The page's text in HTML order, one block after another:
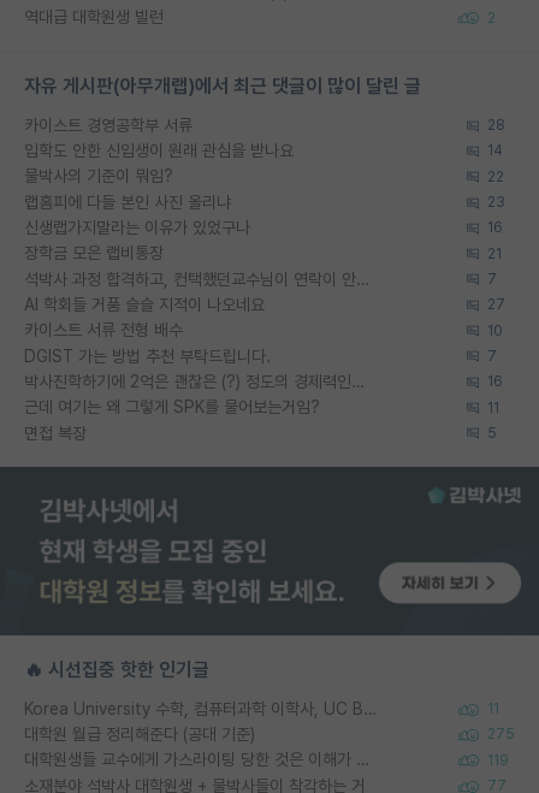
역대급 대학원생 빌런 2
자유 게시판(아무개랩)에서 최근 댓글이 많이 달린 글
카이스트 경영공학부 서류 28
입학도 안한 신입생이 원래 관심을 받나요 14
물박사의 기준이 뭐임? 22
랩홈피에 다들 본인 사진 올리냐 23
신생랩가지말라는 이유가 있었구나 16
장학금 모은 랩비통장 21
석박사 과정 합격하고, 컨택했던교수님이 연락이 안됩니다... 7
AI 학회들 거품 슬슬 지적이 나오네요 27
카이스트 서류 전형 배수 10
DGIST 가는 방법 추천 부탁드립니다. 7
박사진학하기에 2억은 괜찮은 (?) 정도의 경제력인가요 16
근데 여기는 왜 그렇게 SPK를 물어보는거임? 11
면접 복장 5
🔥 시선집중 핫한 인기글
Korea University 수학, 컴퓨터과학 이학사, UC Berkeley 산업공학 대학원 공학박사가 되는 것은 쉽지 않겠죠? 11
대학원 월급 정리해준다 (공대 기준) 275
대학원생들 교수에게 가스라이팅 당한 것은 이해가 갑니다. 안타깝네요. 119
소재분야 석박사 대학원생 + 물박사들이 착각하는 거 77